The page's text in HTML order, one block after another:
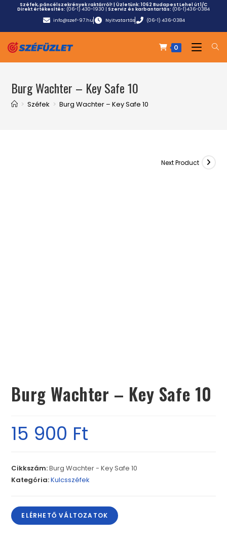
Széfek, páncélszekrények raktárról! | Üzletünk:1062 Budapest Lehel út 1/C
Direkt értékesítés: (06-1) 430-1930 | Szerviz és karbantartás: (06-1)436-0384
info@szef-97.hu
Nyitvatartás (06-1) 436-0384
0
Burg Wachter – Key Safe 10
> Széfek > Burg Wachter – Key Safe 10
Next Product
Burg Wachter – Key Safe 10
15 900 Ft
Cikkszám:Burg Wachter - Key Safe 10
Kategória:Kulcsszéfek
ELÉRHETŐ VÁLTOZATOK